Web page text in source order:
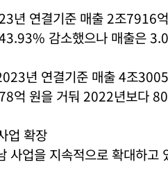
년 연결기준 매출 2조7916
감소했으나 매출은
년 연결기준 매출 4조
억 원을 거둬 2022년보다
업 확장
사업을 지속적으로 확대하고